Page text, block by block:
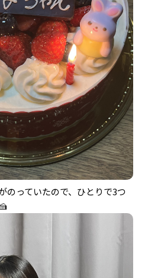
us
グイン
のっていたので、ひとりで3つ